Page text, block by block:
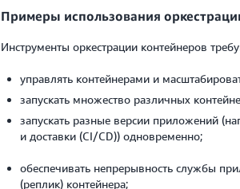
Примеры использования
Инструменты оркестрации контейнеров
управлять контейнерами и
запускать множество различных
запускать разные версии приложений
и доставки (CI/CD)) одновременно;
обеспечивать непрерывность службы
(реплик) контейнера;